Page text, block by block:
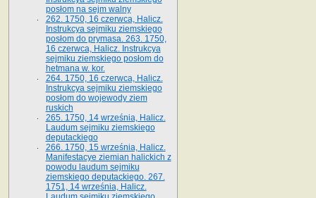
posłom na sejm walny
262. 1750, 16 czerwca, Halicz.
Instrukcya sejmiku ziemskiego
posłom do prymasa. 263. 1750,
16 czerwca, Halicz. Instrukcya
sejmiku ziemskiego posłom do
hetmana w. kor.
264. 1750, 16 czerwca, Halicz.
Instrukcya sejmiku ziemskiego
posłom do wojewody ziem
ruskich
265. 1750, 14 września, Halicz.
Laudum sejmiku ziemskiego
deputackiego
266. 1750, 15 września, Halicz.
Manifestacye ziemian halickich z
powodu laudum sejmiku
ziemskiego deputackiego. 267.
1751, 14 września, Halicz.